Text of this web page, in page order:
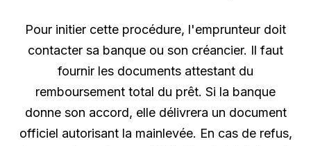
Pour initier cette procédure, l'emprunteur doit
contacter sa banque ou son créancier. Il faut
fournir les documents attestant du
remboursement total du prêt. Si la banque
donne son accord, elle délivrera un document
officiel autorisant la mainlevée. En cas de refus,